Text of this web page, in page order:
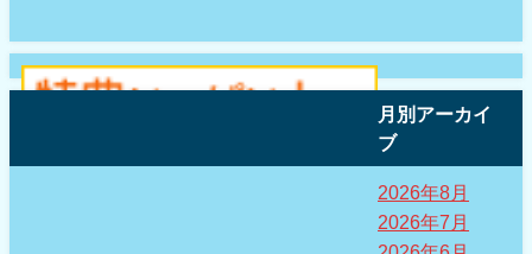
月別アーカイ
ブ
2026年8月
2026年7月